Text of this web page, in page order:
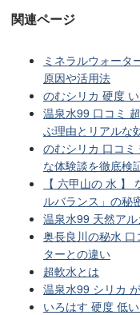
関連ページ
ミネラルウォータ
原因や活用法
のむシリカ 硬度
温泉水99 口コミ
ぶ理由とリアルな
のむシリカ 口コ
な体験談を徹底検
【 六甲山の 水 】
ルバランス」の秘
温泉水99 天然ア
奥長良川の秘水
ターとの違い
超軟水とは
温泉水99 シリカ
いろはす 硬度 低